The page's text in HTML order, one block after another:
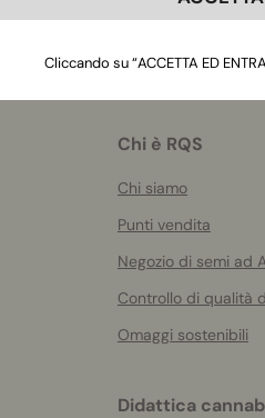
Chi è RQS
Chi siamo
Punti vendita
Negozio di semi ad
Controllo di qualità
Omaggi sostenibili
Didattica
Cliccando su “ACCETTA ED